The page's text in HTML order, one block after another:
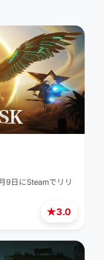
★3.0
9日にSteamでリリ